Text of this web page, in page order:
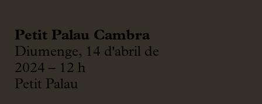
Petit Palau Cambra
Diumenge, 14 d'abril de
2024 – 12 h
Petit Palau